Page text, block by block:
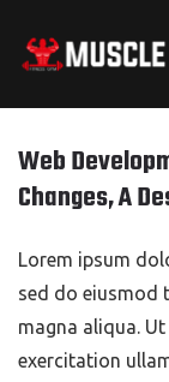
Web
Changes, A
Lorem ipsum
sed do eiusmod
magna aliqua.
exercitation